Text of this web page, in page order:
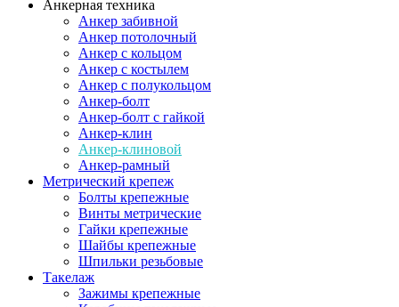
Анкерная техника
Анкер забивной
Анкер потолочный
Анкер с кольцом
Анкер с костылем
Анкер с полукольцом
Анкер-болт
Анкер-болт с гайкой
Анкер-клин
Анкер-клиновой
Анкер-рамный
Метрический крепеж
Болты крепежные
Винты метрические
Гайки крепежные
Шайбы крепежные
Шпильки резьбовые
Такелаж
Зажимы крепежные